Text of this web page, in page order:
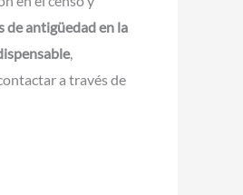
de antigüedad en la
,
a través de